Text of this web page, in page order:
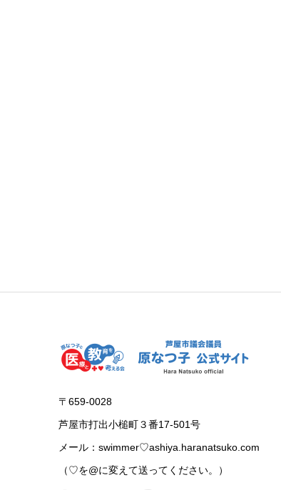
〒659-0028
芦屋市打出小槌町３番17-501号
メール：swimmer♡ashiya.haranatsuko.com
（♡を@に変えて送ってください。）